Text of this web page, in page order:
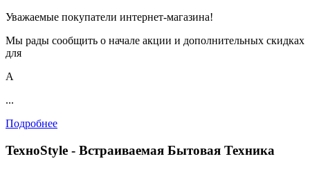
Уважаемые покупатели интернет-магазина!
Мы рады сообщить о начале акции и дополнительных скидках
для
А
...
Подробнее
TexноStyle - Встраиваемая Бытовая Техника